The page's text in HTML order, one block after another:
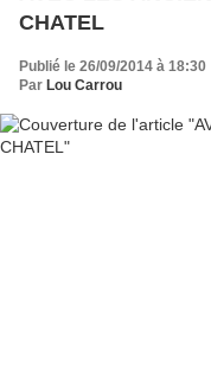
CHATEL
Publié le 26/09/2014 à 18:30
Par Lou Carrou